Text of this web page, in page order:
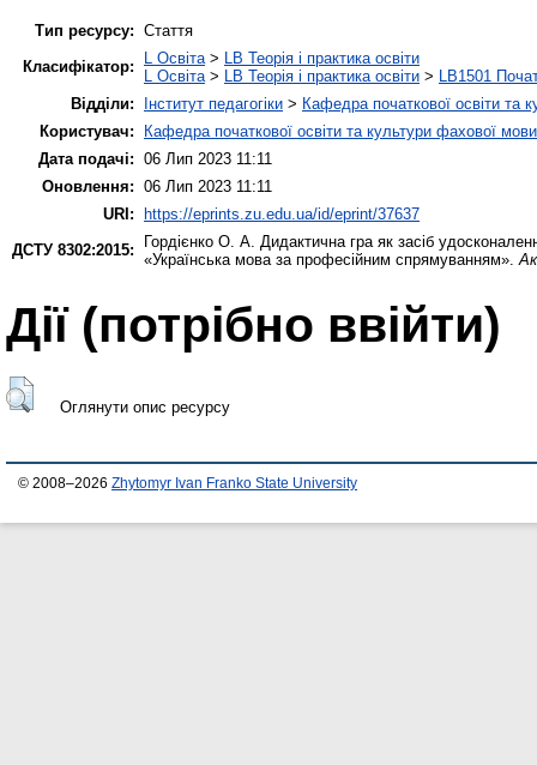
Тип ресурсу: Стаття
Класифікатор:
L Освіта > LB Теорія і практика освіти
L Освіта > LB Теорія і практика освіти > LB1501
Відділи:
Інститут педагогіки > Кафедра початкової освіти та
Користувач:
Кафедра початкової освіти та культури фахової мови
Дата подачі: 06 Лип 2023 11:11
Оновлення: 06 Лип 2023 11:11
URI: https://eprints.zu.edu.ua/id/eprint/37637
ДСТУ 8302:2015:
Гордієнко О. А. Дидактична гра як засіб
«Українська мова за професійним спрямуванням».
Дії ​​(потрібно ввійти)
Оглянути опис ресурсу
© 2008–2026 Zhytomyr Ivan Franko State University